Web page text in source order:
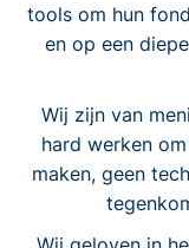
tools om hun
en op een
Wij zijn van
hard werken
maken, geen